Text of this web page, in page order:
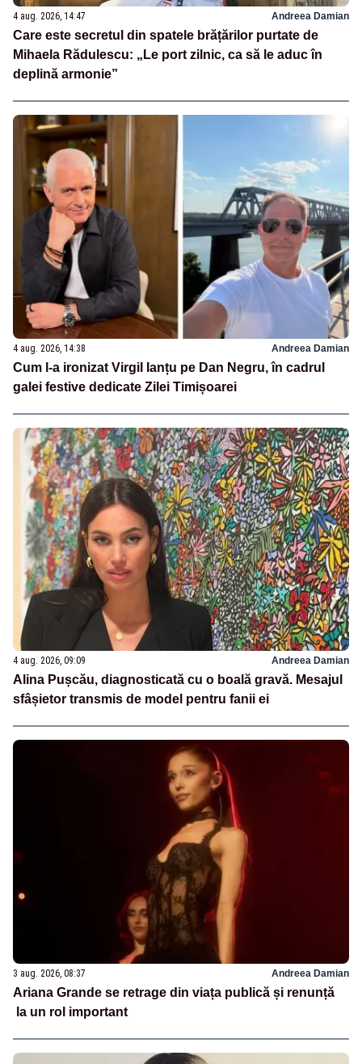
4 aug. 2026, 14:47 Andreea Damian
Care este secretul din spatele brățărilor purtate de
Mihaela Rădulescu: „Le port zilnic, ca să le aduc în
deplină armonie”
4 aug. 2026, 14:38 Andreea Damian
Cum l-a ironizat Virgil Ianțu pe Dan Negru, în cadrul
galei festive dedicate Zilei Timișoarei
4 aug. 2026, 09:09 Andreea Damian
Alina Pușcău, diagnosticată cu o boală gravă. Mesajul
sfâșietor transmis de model pentru fanii ei
3 aug. 2026, 08:37 Andreea Damian
Ariana Grande se retrage din viața publică și renunță
la un rol important